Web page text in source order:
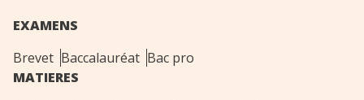
EXAMENS
Brevet Baccalauréat Bac pro
MATIERES